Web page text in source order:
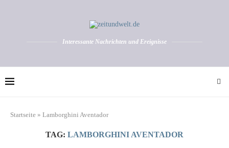
Interessante Nachrichten und Ereignisse
Startseite » Lamborghini Aventador
TAG: LAMBORGHINI AVENTADOR